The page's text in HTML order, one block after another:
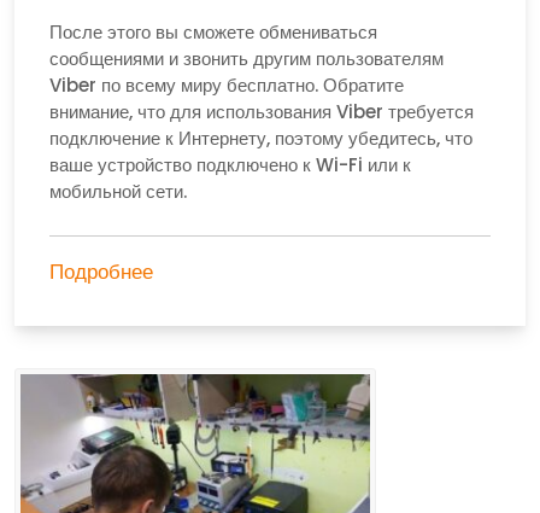
После этого вы сможете обмениваться
сообщениями и звонить другим пользователям
Viber по всему миру бесплатно. Обратите
внимание, что для использования Viber требуется
подключение к Интернету, поэтому убедитесь, что
ваше устройство подключено к Wi-Fi или к
мобильной сети.
Подробнее